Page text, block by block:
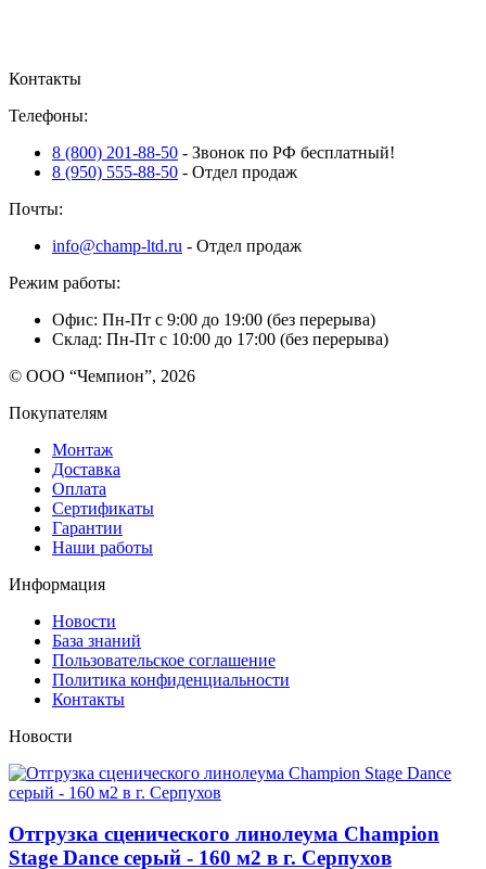
Контакты
Телефоны:
8 (800) 201-88-50 - Звонок по РФ бесплатный!
8 (950) 555-88-50 - Отдел продаж
Почты:
info@champ-ltd.ru - Отдел продаж
Режим работы:
Офис: Пн-Пт с 9:00 до 19:00 (без перерыва)
Склад: Пн-Пт с 10:00 до 17:00 (без перерыва)
© ООО “Чемпион”, 2026
Покупателям
Монтаж
Доставка
Оплата
Сертификаты
Гарантии
Наши работы
Информация
Новости
База знаний
Пользовательское соглашение
Политика конфиденциальности
Контакты
Новости
Отгрузка сценического линолеума Champion
Stage Dance серый - 160 м2 в г. Серпухов